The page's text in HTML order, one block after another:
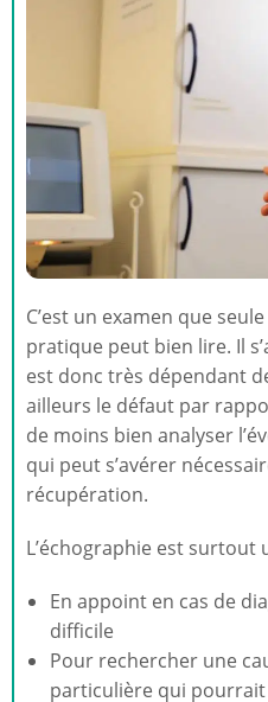
C’est un examen que
pratique peut bien lire. Il
est donc très dépendant
ailleurs le défaut par
de moins bien analyser
qui peut s’avérer
récupération.
L’échographie est surtout
En appoint en cas de
difficile
Pour rechercher une
particulière qui pourrait